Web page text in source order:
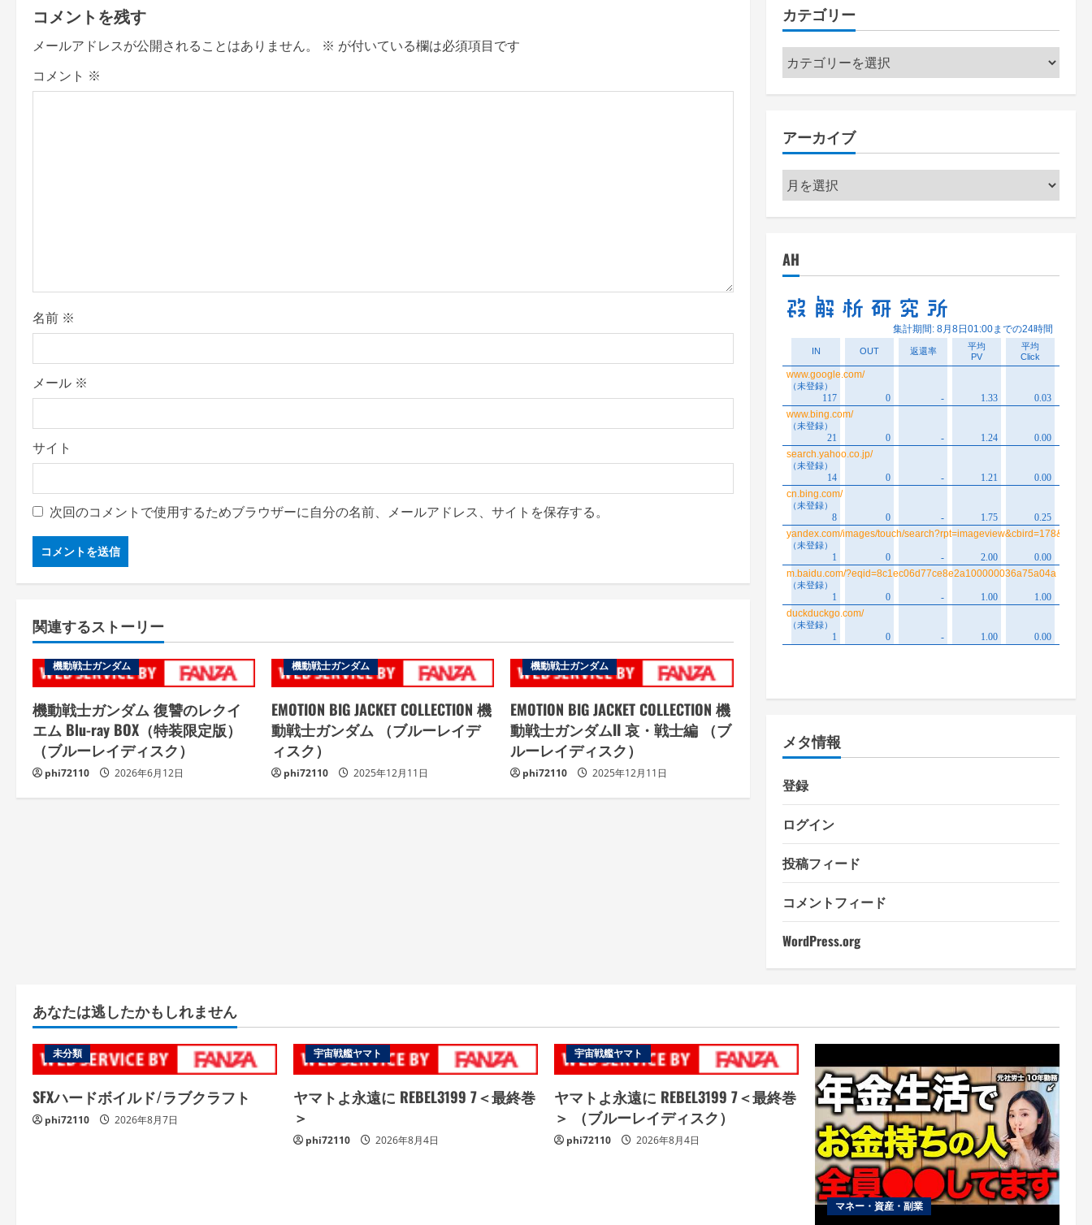
n
a
v
o
n
コメントを残す
メールアドレスが公開されることはありません。 ※ が付いている欄は必須項目です
コメント ※
名前 ※
メール ※
サイト
次回のコメントで使用するためブラウザーに自分の名前、メールアドレス、サイトを保存する。
関連するストーリー
機動戦士ガンダム
機動戦士ガンダム 復讐のレクイ
エム Blu-ray BOX（特装限定版）
（ブルーレイディスク）
phi72110 2026年6月12日
機動戦士ガンダム
EMOTION BIG JACKET COLLECTION 機
動戦士ガンダム （ブルーレイデ
ィスク）
phi72110 2025年12月11日
機動戦士ガンダム
EMOTION BIG JACKET COLLECTION 機
動戦士ガンダムII 哀・戦士編 （ブ
ルーレイディスク）
phi72110 2025年12月11日
カテゴリー
カ
テ
ー
アーカイブ
ア
ー
ブ
AH
メタ情報
登録
ログイン
投稿フィード
コメントフィード
WordPress.org
あなたは逃したかもしれません
未分類
SFXハードボイルド/ラブクラフト
phi72110 2026年8月7日
宇宙戦艦ヤマト
ヤマトよ永遠に REBEL3199 7＜最終巻
＞
phi72110 2026年8月4日
宇宙戦艦ヤマト
ヤマトよ永遠に REBEL3199 7＜最終巻
＞ （ブルーレイディスク）
phi72110 2026年8月4日
マネー・資産・副業